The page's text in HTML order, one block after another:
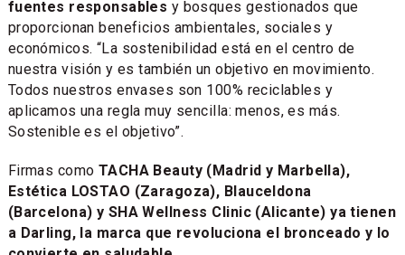
fuentes responsables y bosques gestionados que
proporcionan beneficios ambientales, sociales y
económicos. “La sostenibilidad está en el centro de
nuestra visión y es también un objetivo en movimiento.
Todos nuestros envases son 100% reciclables y
aplicamos una regla muy sencilla: menos, es más.
Sostenible es el objetivo”.
Firmas como TACHA Beauty (Madrid y Marbella),
Estética LOSTAO (Zaragoza), Blauceldona
(Barcelona) y SHA Wellness Clinic (Alicante) ya tienen
a Darling, la marca que revoluciona el bronceado y lo